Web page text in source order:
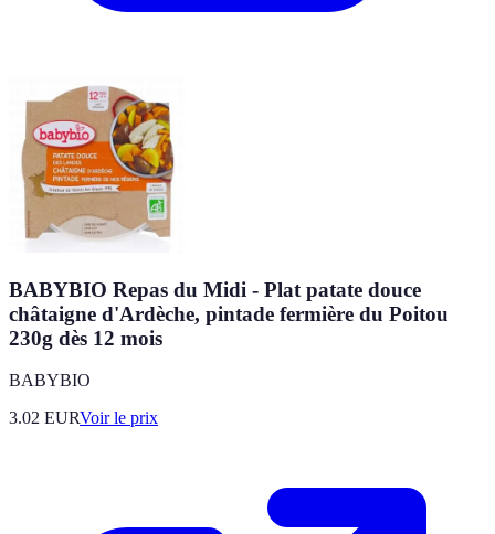
BABYBIO Repas du Midi - Plat patate douce
châtaigne d'Ardèche, pintade fermière du Poitou
230g dès 12 mois
BABYBIO
3.02 EURVoir le prix